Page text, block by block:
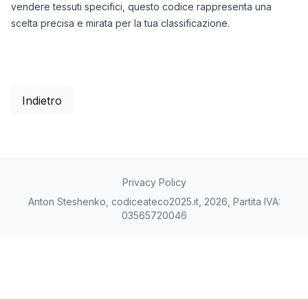
vendere tessuti specifici, questo codice rappresenta una
scelta precisa e mirata per la tua classificazione.
Indietro
Privacy Policy
Anton Steshenko, codiceateco2025.it, 2026, Partita IVA:
03565720046